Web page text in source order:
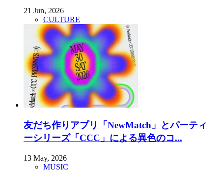
21 Jun, 2026
CULTURE
友だち作りアプリ「NewMatch」とパーティ
ーシリーズ「CCC」による異色のコ...
13 May, 2026
MUSIC